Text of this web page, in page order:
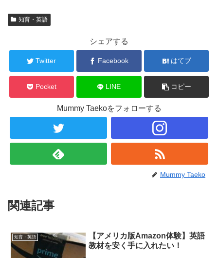
知育・英語
シェアする
Twitter Facebook はてブ
Pocket LINE コピー
Mummy Taekoをフォローする
Mummy Taeko
関連記事
知育・英語
【アメリカ版Amazon体験】英語
教材を安く手に入れたい！